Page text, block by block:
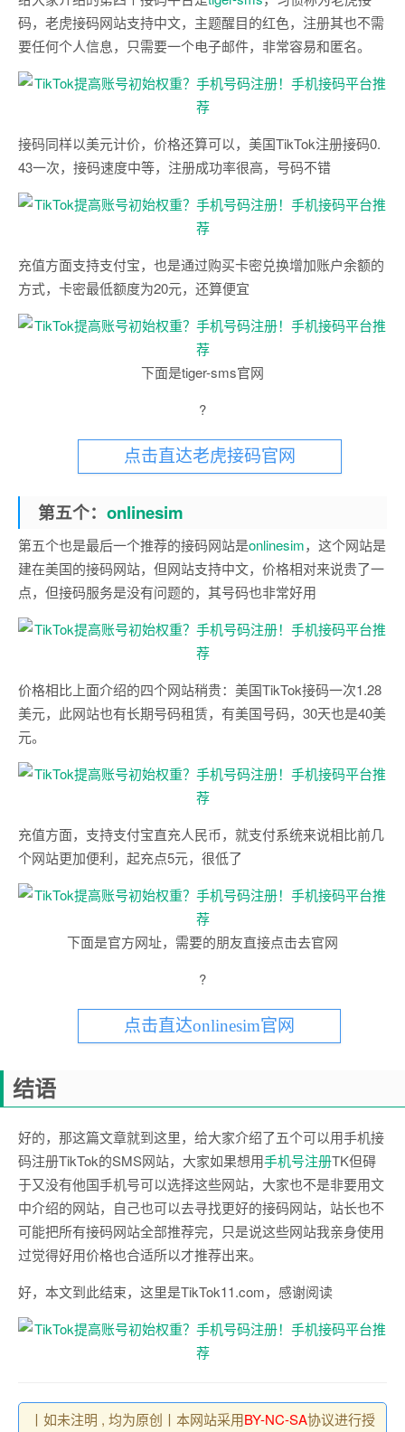
码，老虎接码网站支持中文，主题醒目的红色，注册其也不需
要任何个人信息，只需要一个电子邮件，非常容易和匿名。
接码同样以美元计价，价格还算可以，美国TikTok注册接码0.
43一次，接码速度中等，注册成功率很高，号码不错
充值方面支持支付宝，也是通过购买卡密兑换增加账户余额的
方式，卡密最低额度为20元，还算便宜
下面是tiger-sms官网
?
点击直达老虎接码官网
第五个： onlinesim
第五个也是最后一个推荐的接码网站是onlinesim，这个网站是
建在美国的接码网站，但网站支持中文，价格相对来说贵了一
点，但接码服务是没有问题的，其号码也非常好用
价格相比上面介绍的四个网站稍贵：美国TikTok接码一次1.28
美元，此网站也有长期号码租赁，有美国号码，30天也是40美
元。
充值方面，支持支付宝直充人民币，就支付系统来说相比前几
个网站更加便利，起充点5元，很低了
下面是官方网址，需要的朋友直接点击去官网
?
点击直达onlinesim官网
结语
好的，那这篇文章就到这里，给大家介绍了五个可以用手机接
码注册TikTok的SMS网站，大家如果想用手机号注册TK但碍
于又没有他国手机号可以选择这些网站，大家也不是非要用文
中介绍的网站，自己也可以去寻找更好的接码网站，站长也不
可能把所有接码网站全部推荐完，只是说这些网站我亲身使用
过觉得好用价格也合适所以才推荐出来。
好，本文到此结束，这里是TikTok11.com，感谢阅读
丨如未注明 , 均为原创丨本网站采用BY-NC-SA协议进行授